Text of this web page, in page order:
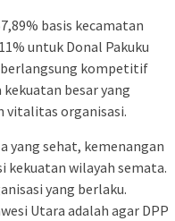
basis kecamatan
untuk Donal Pakuku
kompetitif
besar yang
vitalitas organisasi.
yang sehat, kemenangan
kekuatan wilayah semata.
yang berlaku.
Utara adalah agar DPP